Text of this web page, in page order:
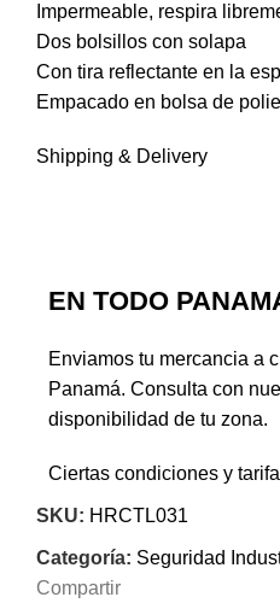
Impermeable, respira
Dos bolsillos con solapa
Con tira reflectante en la
Empacado en bolsa de
Shipping & Delivery
EN TODO
Enviamos tu mercancia a
Panamá. Consulta con
disponibilidad de tu zona.
Ciertas condiciones y
SKU: HRCTL031
Categoría: Seguridad
Compartir